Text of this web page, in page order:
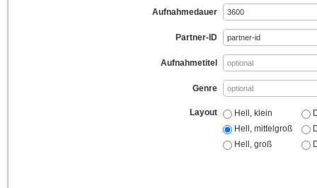
Aufnahmedauer
Partner-ID
Aufnahmetitel
Genre
Layout
Hell, klein
Hell, mittelgroß
Hell, groß